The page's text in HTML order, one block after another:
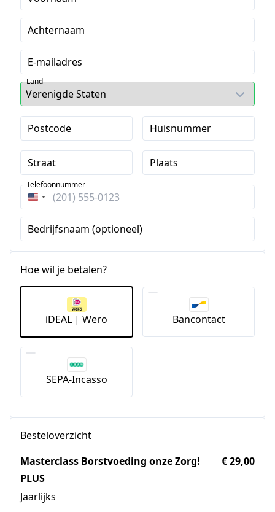
Achternaam
E-mailadres
Land
Postcode Huisnummer
Straat Plaats
Verenigde
Staten
+1
Telefoonnummer
Bedrijfsnaam (optioneel)
Hoe wil je betalen?
iDEAL | Wero Bancontact
SEPA-Incasso
Besteloverzicht
Masterclass Borstvoeding onze Zorg!
PLUS
Jaarlijks
€ 29,00